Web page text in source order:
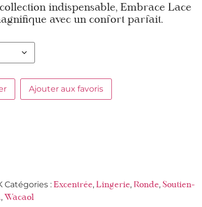
indispensable, Embrace Lace
avec un confort parfait.
Ajouter aux favoris
Catégories : Excentrée, Lingerie, Ronde, Soutien-
, Wacaol